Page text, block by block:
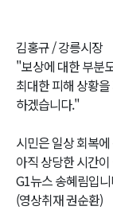
김홍규 / 강릉시장
"보상에 대한 부분
최대한 피해 상황
하겠습니다."
시민은 일상 회복
아직 상당한 시간
G1뉴스 송혜림입
(영상취재 권순환)